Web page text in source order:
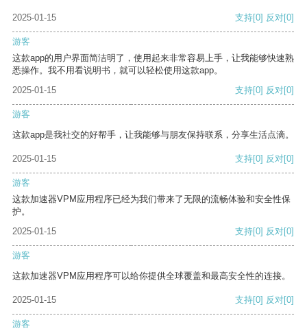
2025-01-15 支持[0] 反对[0]
游客
这款app的用户界面简洁明了，使用起来非常容易上手，让我能够快速熟
悉操作。我不用看说明书，就可以轻松使用这款app。
2025-01-15
支持[0] 反对[0]
游客
这款app是我社交的好帮手，让我能够与朋友保持联系，分享生活点滴。
2025-01-15 支持[0] 反对[0]
游客
这款加速器VPM应用程序已经为我们带来了无限的流畅体验和安全性保
护。
2025-01-15
支持[0] 反对[0]
游客
这款加速器VPM应用程序可以给你提供全球覆盖和最高安全性的连接。
2025-01-15 支持[0] 反对[0]
游客